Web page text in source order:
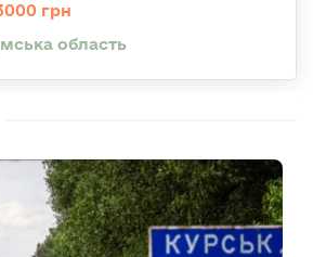
грн
область